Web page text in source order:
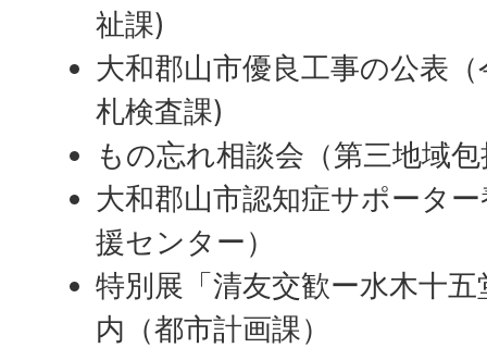
祉課)
大和郡山市優良工事の公表
札検査課)
もの忘れ相談会（第三地域
大和郡山市認知症サポータ
援センター）
特別展「清友交歓ー水木十
内（都市計画課）